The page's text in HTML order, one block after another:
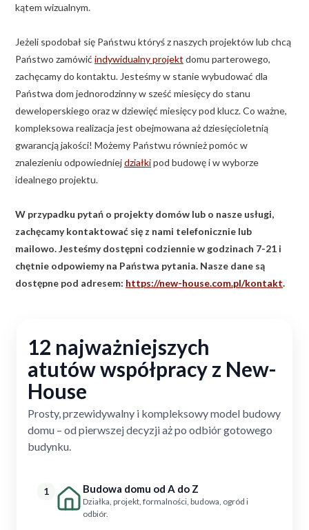
kątem wizualnym.
Jeżeli spodobał się Państwu któryś z naszych projektów lub chcą
Państwo zamówić indywidualny projekt domu parterowego,
zachęcamy do kontaktu. Jesteśmy w stanie wybudować dla
Państwa dom jednorodzinny w sześć miesięcy do stanu
deweloperskiego oraz w dziewięć miesięcy pod klucz. Co ważne,
kompleksowa realizacja jest obejmowana aż dziesięcioletnią
gwarancją jakości! Możemy Państwu również pomóc w
znalezieniu odpowiedniejdziałkipod budowę i w wyborze
idealnego projektu.
W przypadku pytań o projekty domów lub o nasze usługi,
zachęcamy kontaktować się z nami telefonicznie lub
mailowo. Jesteśmy dostępni codziennie w godzinach 7-21 i
chętnie odpowiemy na Państwa pytania. Nasze dane są
dostępne pod adresem: https://new-house.com.pl/kontakt.
12 najważniejszych
atutów współpracy z New-
House
Prosty, przewidywalny i kompleksowy model budowy
domu – od pierwszej decyzji aż po odbiór gotowego
budynku.
1 Budowa domu od A do Z
Działka, projekt, formalności, budowa, ogród i
odbiór.